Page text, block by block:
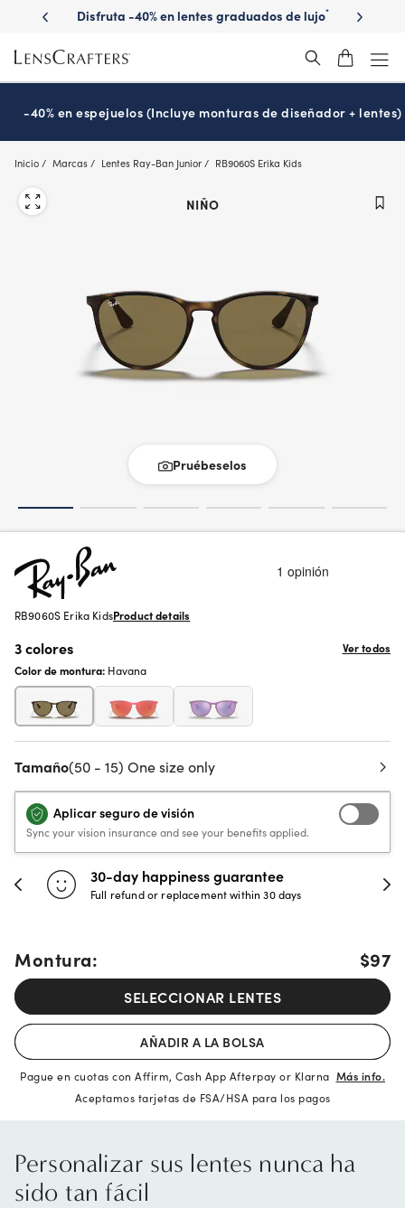
main
content
vista? Disfruta -40% en lentes graduados de lujo*
-40% en espejuelos (Incluye monturas de diseñador + lentes)
Inicio Marcas Lentes Ray-Ban Junior RB9060S Erika Kids
NIÑO
Pruébeselos
RB9060S Erika KidsProduct details
3 colores
Ver todos
Color de montura: Havana
Tamaño(50 - 15) One size only
Aplicar seguro de visión
Sync your vision insurance and see your benefits applied.
30-day happiness guarantee
Full refund or replacement within 30 days
Montura: $97
SELECCIONAR LENTES
AÑADIR A LA BOLSA
Pague en cuotas con Affirm, Cash App Afterpay or Klarna Más info.
Aceptamos tarjetas de FSA/HSA para los pagos
Personalizar sus lentes nunca ha
sido tan fácil